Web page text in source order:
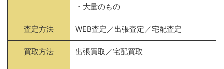
・大量のもの
査定方法 WEB査定／出張査定／宅配査定
買取方法 出張買取／宅配買取